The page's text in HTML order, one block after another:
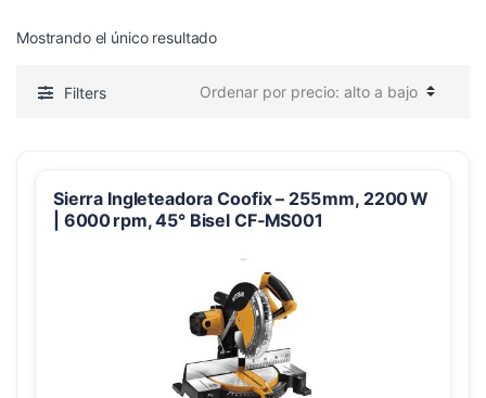
Mostrando el único resultado
Filters
Sierra Ingleteadora Coofix – 255 mm, 2200 W
| 6000 rpm, 45° Bisel CF‑MS001